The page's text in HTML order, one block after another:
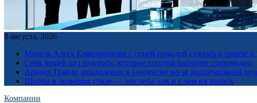
8 августа, 2026
Модель Алеся Кафельникова с синей помадой снялась в тренче и
Семь вещей из гардероба, которые сегодня выглядят старомодно
Ариану Гранде заподозрили в анорексии из-за экстремальной
Шорты в бельевом стиле — хит лета: как и с чем их носить
Компании